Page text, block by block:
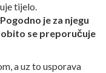
tijelo.
Pogodno je za njegu
se preporučuje
a uz to usporava